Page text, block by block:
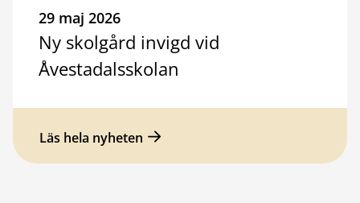
29 maj 2026
Ny skolgård invigd vid
Åvestadalsskolan
Läs hela nyheten